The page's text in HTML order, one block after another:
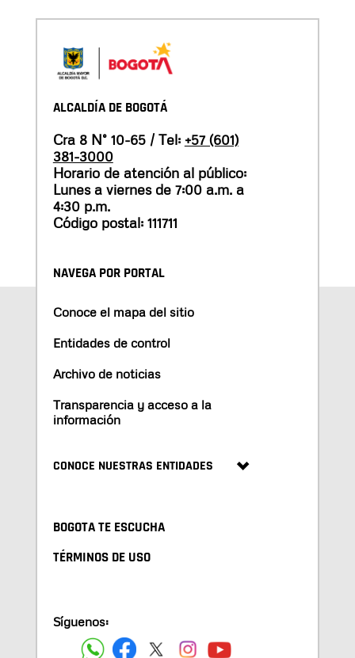
ALCALDÍA DE BOGOTÁ
Cra 8 N° 10-65 / Tel: +57 (601)
381-3000
Horario de atención al público:
Lunes a viernes de 7:00 a.m. a
4:30 p.m.
Código postal: 111711
NAVEGA POR PORTAL
Conoce el mapa del sitio
Entidades de control
Archivo de noticias
Transparencia y acceso a la
información
CONOCE NUESTRAS ENTIDADES
BOGOTA TE ESCUCHA
TÉRMINOS DE USO
Síguenos: